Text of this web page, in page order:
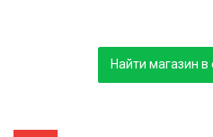
Найти магазин в